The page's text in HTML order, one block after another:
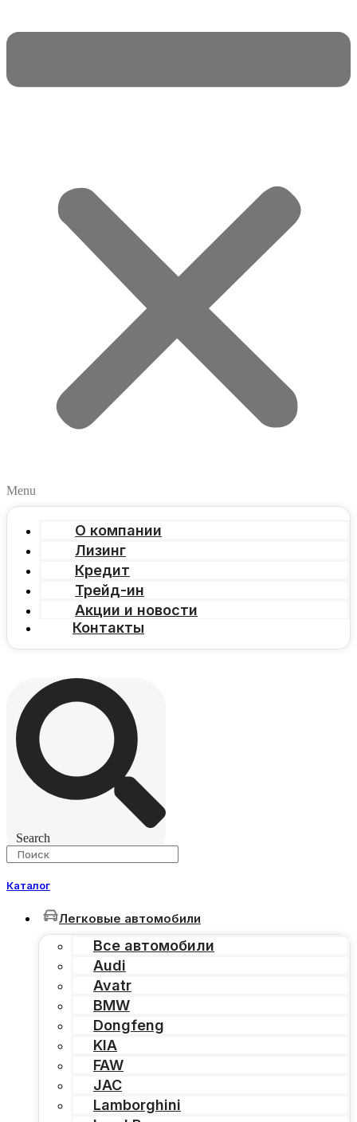
Menu
О компании
Лизинг
Кредит
Трейд-ин
Акции и новости
Контакты
Search
Каталог
Легковые автомобили
Все автомобили
Audi
Avatr
BMW
Dongfeng
KIA
FAW
JAC
Lamborghini